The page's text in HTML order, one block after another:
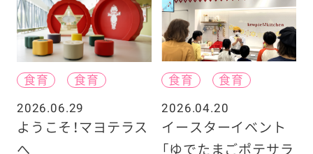
食育
食育
2026.06.29
ようこそ！マヨテラス
へ
食育
食育
2026.04.20
イースターイベント
「ゆでたまごポテサラ